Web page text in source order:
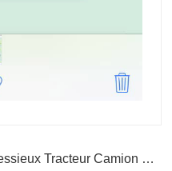
Article précédentprécédent : 3 essieux Tracteur Camion Paroi Latérale Semi Remorque